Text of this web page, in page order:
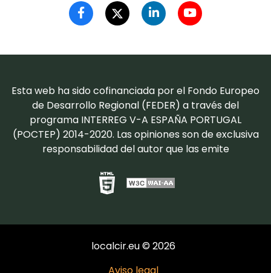
Esta web ha sido cofinanciada por el Fondo Europeo
de Desarrollo Regional (FEDER) a través del
programa INTERREG V-A ESPAÑA PORTUGAL
(POCTEP) 2014-2020. Las opiniones son de exclusiva
responsabilidad del autor que las emite
localcir.eu © 2026
Aviso legal